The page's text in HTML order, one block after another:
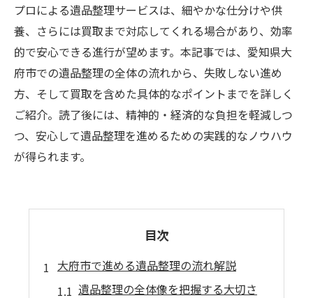
プロによる遺品整理サービスは、細やかな仕分けや供
養、さらには買取まで対応してくれる場合があり、効率
的で安心できる進行が望めます。本記事では、愛知県大
府市での遺品整理の全体の流れから、失敗しない進め
方、そして買取を含めた具体的なポイントまでを詳しく
ご紹介。読了後には、精神的・経済的な負担を軽減しつ
つ、安心して遺品整理を進めるための実践的なノウハウ
が得られます。
目次
大府市で進める遺品整理の流れ解説
遺品整理の全体像を把握する大切さ